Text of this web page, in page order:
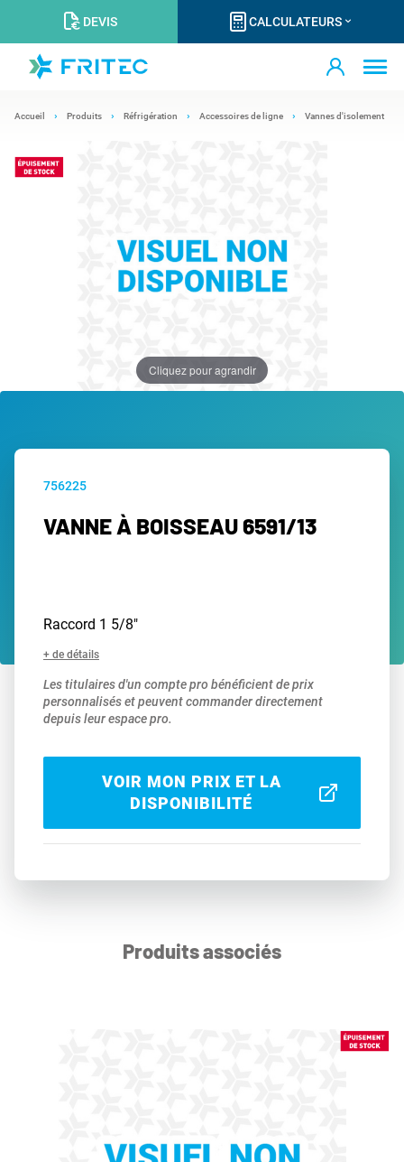
DEVIS CALCULATEURS
Accueil Produits Réfrigération Accessoires de ligne Vannes d'isolement
Cliquez pour agrandir
756225
VANNE À BOISSEAU 6591/13
Raccord 1 5/8"
+ de détails
Les titulaires d'un compte pro bénéficient de prix
personnalisés et peuvent commander directement
depuis leur espace pro.
VOIR MON PRIX ET LA
DISPONIBILITÉ
Produits associés